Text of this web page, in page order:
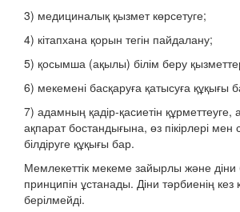
3) медициналық қызмет көрсетуге;
4) кітапхана қорын тегін пайдалану;
5) қосымша (ақылы) білім беру
6) мекемені басқаруға қатысуға құқығы
7) адамның қадір-қасиетін
ақпарат бостандығына, өз пікірлері мен
білдіруге құқығы бар.
Мемлекеттік мекеме зайырлы және діни
принципін ұстанады. Діни тәрбиенің кез
берілмейді.